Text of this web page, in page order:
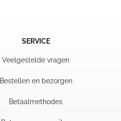
SERVICE
Veelgestelde vragen
Bestellen en bezorgen
Betaalmethodes